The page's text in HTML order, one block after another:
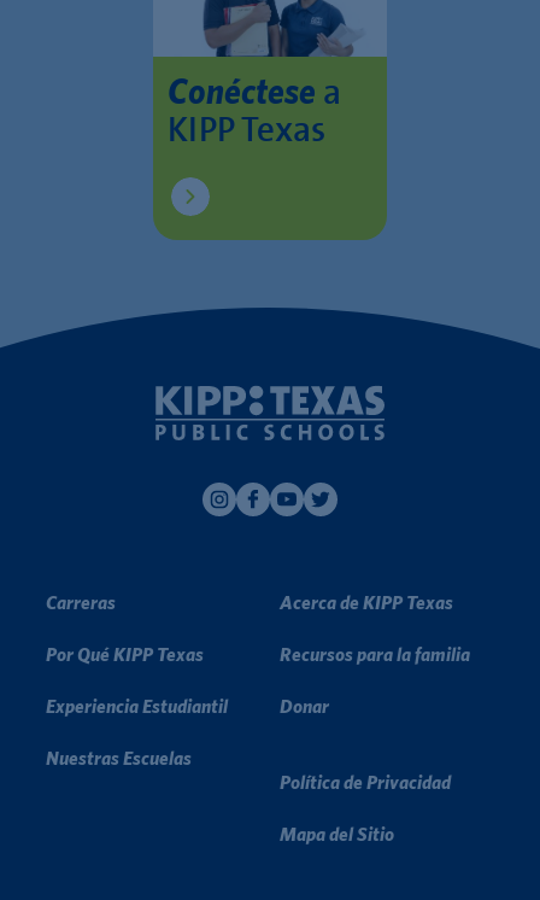
Conéctese a
KIPP Texas
Carreras
Por Qué KIPP Texas
Experiencia Estudiantil
Nuestras Escuelas
Acerca de KIPP Texas
Recursos para la familia
Donar
Política de Privacidad
Mapa del Sitio